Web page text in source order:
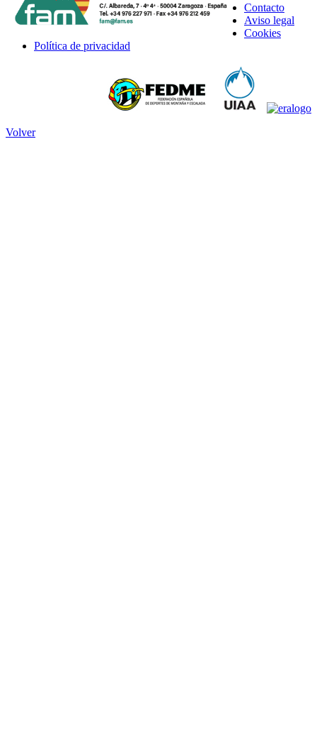
Contacto
Aviso legal
Cookies
Política de privacidad
Volver